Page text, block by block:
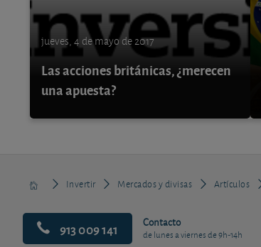
jueves, 4 de mayo de 2017
Las acciones británicas, ¿merecen
una apuesta?
Invertir Mercados y divisas Artículos
913 009 141 Contacto
de lunes a viernes de 9h-14h